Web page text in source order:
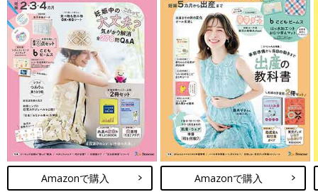
Amazonで購入 Amazonで購入